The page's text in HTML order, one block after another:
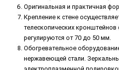
Оригинальная и практичная
Крепление к стене
телескопических
регулируются от 70 до 50 мм.
Обогревательное
нержавеющей стали.